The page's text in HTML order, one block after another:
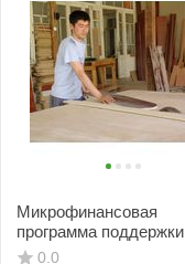
Микрофинансовая
программа поддержки
сельского населения
0.0